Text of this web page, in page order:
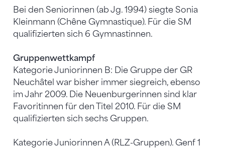
Bei den Seniorinnen (ab Jg. 1994) siegte Sonia
Kleinmann (Chêne Gymnastique). Für die SM
qualifizierten sich 6 Gymnastinnen.
Gruppenwettkampf
Kategorie Juniorinnen B: Die Gruppe der GR
Neuchâtel war bisher immer siegreich, ebenso
im Jahr 2009. Die Neuenburgerinnen sind klar
Favoritinnen für den Titel 2010. Für die SM
qualifizierten sich sechs Gruppen.
Kategorie Juniorinnen A (RLZ-Gruppen). Genf 1